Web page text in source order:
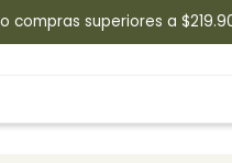
compras superiores a